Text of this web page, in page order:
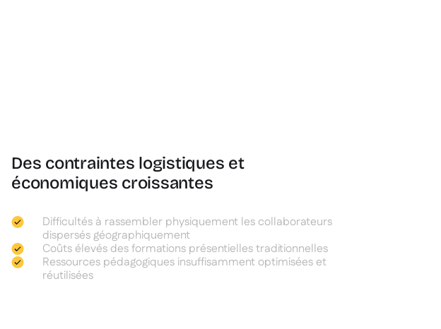
Des contraintes logistiques et
économiques croissantes
Difficultés à rassembler physiquement les collaborateurs
dispersés géographiquement
Coûts élevés des formations présentielles traditionnelles
Ressources pédagogiques insuffisamment optimisées et
réutilisées